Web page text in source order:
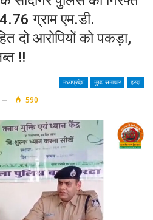
ग्राम एम.डी.
दो आरोपियों को पकड़ा,
!!
मध्यप्रदेश मुख्य समाचार हरदा
590